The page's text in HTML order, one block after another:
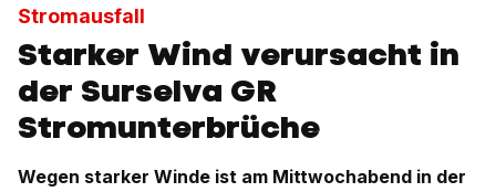
Stromausfall
Starker Wind verursacht in
der Surselva GR
Stromunterbrüche
Wegen starker Winde ist am Mittwochabend in der